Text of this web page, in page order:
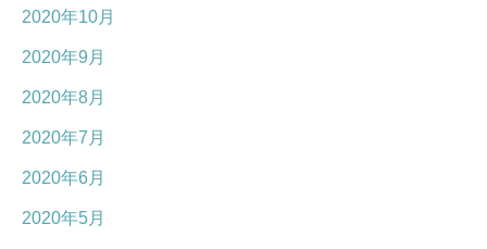
2020年10月
2020年9月
2020年8月
2020年7月
2020年6月
2020年5月